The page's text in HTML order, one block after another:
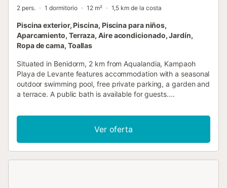
2 pers. 1 dormitorio 12 m² 1,5 km de la costa
Piscina exterior, Piscina, Piscina para niños,
Aparcamiento, Terraza, Aire acondicionado, Jardín,
Ropa de cama, Toallas
Situated in Benidorm, 2 km from Aqualandia, Kampaoh
Playa de Levante features accommodation with a seasonal
outdoor swimming pool, free private parking, a garden and
a terrace. A public bath is available for guests....
Ver oferta